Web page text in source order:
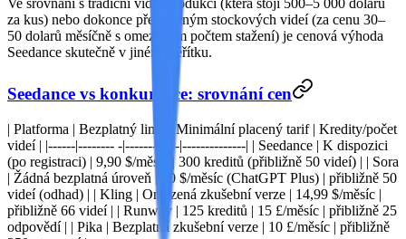
Ve srovnání s tradiční videoprodukcí (která stojí 500–5 000 dolarů
za kus) nebo dokonce předplatným stockových videí (za cenu 30–
50 dolarů měsíčně s omezeným počtem stažení) je cenová výhoda
Seedance skutečně v jiném měřítku.
Seedance vs konkurence: srovnání cen
| Platforma | Bezplatný limit | Minimální placený tarif | Kredity/počet
videí | |------|-------- -|------------|--------------| | Seedance | K dispozici
(po registraci) | 9,90 $/měsíc | 300 kreditů (přibližně 50 videí) | | Sora
| Žádná bezplatná úroveň | 20 $/měsíc (ChatGPT Plus) | přibližně 50
videí (odhad) | | Kling | Omezená zkušební verze | 14,99 $/měsíc |
přibližně 66 videí | | Runway | 125 kreditů | 15 £/měsíc | přibližně 25
odpovědí | | Pika | Bezplatná zkušební verze | 10 £/měsíc | přibližně